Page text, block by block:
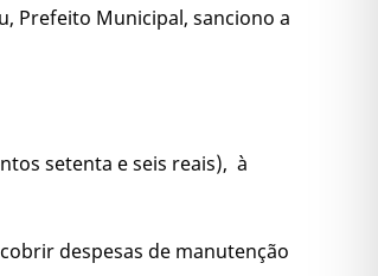
Prefeito Municipal, sanciono a
setenta e seis reais), à
despesas de manutenção